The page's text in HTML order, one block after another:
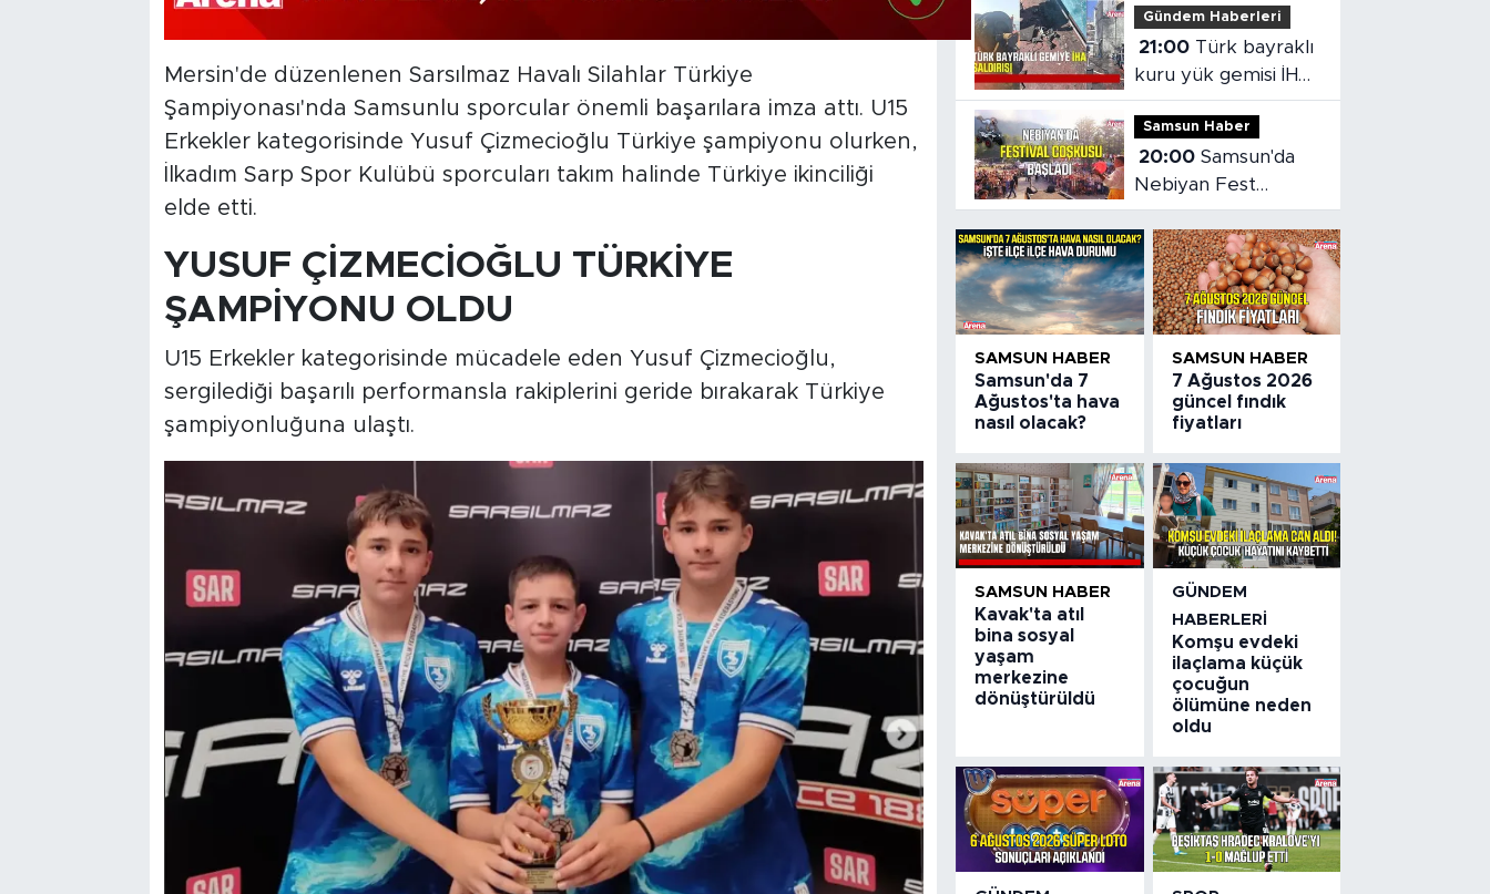
Mersin'de düzenlenen Sarsılmaz Havalı Silahlar Türkiye
Şampiyonası'nda Samsunlu sporcular önemli başarılara imza attı. U15
Erkekler kategorisinde Yusuf Çizmecioğlu Türkiye şampiyonu olurken,
İlkadım Sarp Spor Kulübü sporcuları takım halinde Türkiye ikinciliği
elde etti.
YUSUF ÇİZMECİOĞLU TÜRKİYE
ŞAMPİYONU OLDU
U15 Erkekler kategorisinde mücadele eden Yusuf Çizmecioğlu,
sergilediği başarılı performansla rakiplerini geride bırakarak Türkiye
şampiyonluğuna ulaştı.
Gündem Haberleri
21:00
kuru yük gemisi İHA
saldırısına uğradı
Samsun Haber
20:00 Samsun'da
Nebiyan Fest
Başladı
SAMSUN HABER
Samsun'da 7
Ağustos'ta hava
nasıl olacak?
SAMSUN HABER
7 Ağustos 2026
güncel fındık
fiyatları
SAMSUN HABER
Kavak'ta atıl
bina sosyal
yaşam
merkezine
dönüştürüldü
GÜNDEM
HABERLERI
Komşu evdeki
ilaçlama küçük
çocuğun
ölümüne neden
oldu